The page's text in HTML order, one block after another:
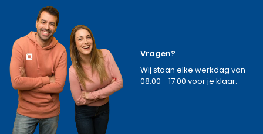
Vragen?
Wij staan elke werkdag van
08:00 - 17:00 voor je klaar.